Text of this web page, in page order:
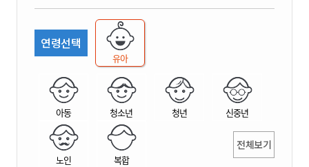
연령선택
유아
아동 청소년 청년 신중년
노인 복합
전체보기